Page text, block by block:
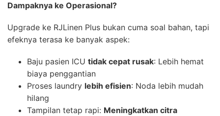
Dampaknya ke Operasional?
Upgrade ke RJLinen Plus bukan cuma soal bahan, tapi
efeknya terasa ke banyak aspek:
Baju pasien ICU tidak cepat rusak: Lebih hemat
biaya penggantian
Proses laundry lebih efisien: Noda lebih mudah
hilang
Tampilan tetap rapi: Meningkatkan citra